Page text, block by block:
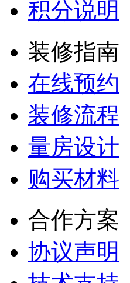
积分说明
装修指南
在线预约
装修流程
量房设计
购买材料
合作方案
协议声明